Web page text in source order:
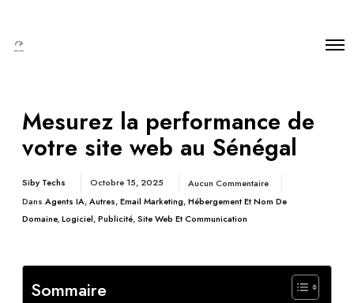
Mesurez la performance de
votre site web au Sénégal
Siby Techs Octobre 15, 2025
Aucun Commentaire
Dans Agents IA,Autres,Email Marketing,Hébergement Et Nom De
Domaine,Logiciel,Publicité,Site Web Et Communication
Sommaire